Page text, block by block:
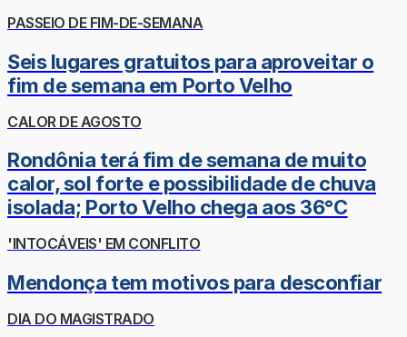
PASSEIO DE FIM-DE-SEMANA
Seis lugares gratuitos para aproveitar o
fim de semana em Porto Velho
CALOR DE AGOSTO
Rondônia terá fim de semana de muito
calor, sol forte e possibilidade de chuva
isolada; Porto Velho chega aos 36°C
'INTOCÁVEIS' EM CONFLITO
Mendonça tem motivos para desconfiar
DIA DO MAGISTRADO